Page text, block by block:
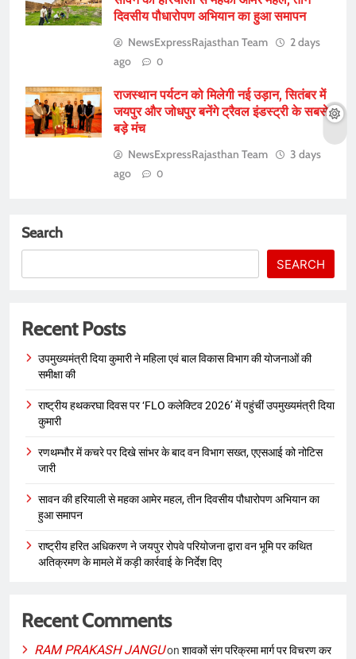
दिवसीय पौधारोपण अभियान का हुआ समापन
NewsExpressRajasthan Team
2 days
ago
0
राजस्थान पर्यटन को मिलेगी नई उड़ान, सितंबर में
जयपुर और जोधपुर बनेंगे ट्रैवल इंडस्ट्री के सबसे
बड़े मंच
NewsExpressRajasthan Team
3 days
ago
0
Search
SEARCH
Recent Posts
उपमुख्यमंत्री दिया कुमारी ने महिला एवं बाल विकास विभाग की योजनाओं की
समीक्षा की
राष्ट्रीय हथकरघा दिवस पर ‘FLO कलेक्टिव 2026’ में पहुंचीं उपमुख्यमंत्री दिया
कुमारी
रणथम्भौर में कचरे पर दिखे सांभर के बाद वन विभाग सख्त, एएसआई को नोटिस
जारी
सावन की हरियाली से महका आमेर महल, तीन दिवसीय पौधारोपण अभियान का
हुआ समापन
राष्ट्रीय हरित अधिकरण ने जयपुर रोपवे परियोजना द्वारा वन भूमि पर कथित
अतिक्रमण के मामले में कड़ी कार्रवाई के निर्देश दिए
Recent Comments
RAM PRAKASH JANGUon शावकों संग परिक्रमा मार्ग पर विचरण कर